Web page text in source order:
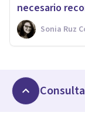
necesario
Sonia Ruz